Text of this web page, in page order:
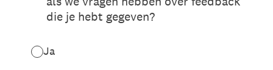
die je hebt gegeven?
Ja